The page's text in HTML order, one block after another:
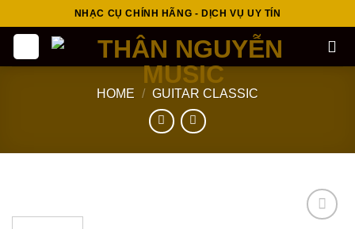
to
NHẠC CỤ CHÍNH HÃNG - DỊCH VỤ UY TÍN
HOME / GUITAR CLASSIC